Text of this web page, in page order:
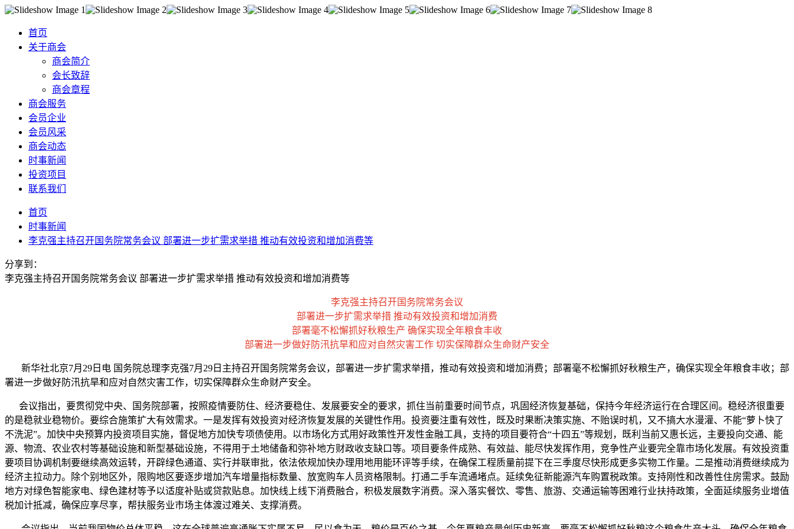
首页
关于商会
商会简介
会长致辞
商会章程
商会服务
会员企业
会员风采
商会动态
时事新闻
投资项目
联系我们
首页
时事新闻
李克强主持召开国务院常务会议 部署进一步扩需求举措 推动有效投资和增加消费等
分享到：
李克强主持召开国务院常务会议 部署进一步扩需求举措 推动有效投资和增加消费等
李克强主持召开国务院常务会议
部署进一步扩需求举措 推动有效投资和增加消费
部署毫不松懈抓好秋粮生产 确保实现全年粮食丰收
部署进一步做好防汛抗旱和应对自然灾害工作 切实保障群众生命财产安全
新华社北京7月29日电 国务院总理李克强7月29日主持召开国务院常务会议，部署进一步扩需求举措，推动有效投资和增加消费；部署毫不松懈抓好秋粮生产，确保实现全年粮食丰收；部
署进一步做好防汛抗旱和应对自然灾害工作，切实保障群众生命财产安全。
会议指出，要贯彻党中央、国务院部署，按照疫情要防住、经济要稳住、发展要安全的要求，抓住当前重要时间节点，巩固经济恢复基础，保持今年经济运行在合理区间。稳经济很重要
的是稳就业稳物价。要综合施策扩大有效需求。一是发挥有效投资对经济恢复发展的关键性作用。投资要注重有效性，既及时果断决策实施、不贻误时机，又不搞大水漫灌、不能“萝卜快了
不洗泥”。加快中央预算内投资项目实施，督促地方加快专项债使用。以市场化方式用好政策性开发性金融工具，支持的项目要符合“十四五”等规划，既利当前又惠长远，主要投向交通、能
源、物流、农业农村等基础设施和新型基础设施，不得用于土地储备和弥补地方财政收支缺口等。项目要条件成熟、有效益、能尽快发挥作用，竞争性产业要完全靠市场化发展。有效投资重
要项目协调机制要继续高效运转，开辟绿色通道、实行并联审批，依法依规加快办理用地用能环评等手续，在确保工程质量前提下在三季度尽快形成更多实物工作量。二是推动消费继续成为
经济主拉动力。除个别地区外，限购地区要逐步增加汽车增量指标数量、放宽购车人员资格限制。打通二手车流通堵点。延续免征新能源汽车购置税政策。支持刚性和改善性住房需求。鼓励
地方对绿色智能家电、绿色建材等予以适度补贴或贷款贴息。加快线上线下消费融合，积极发展数字消费。深入落实餐饮、零售、旅游、交通运输等困难行业扶持政策，全面延续服务业增值
税加计抵减，确保应享尽享，帮扶服务业市场主体渡过难关、支撑消费。